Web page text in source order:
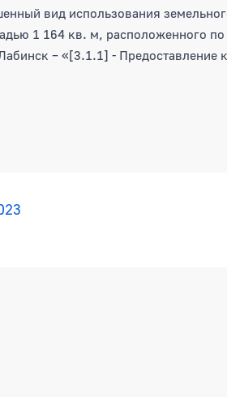
вид использования
1 164 кв. м, расположенного по
– «[3.1.1] - Предоставление